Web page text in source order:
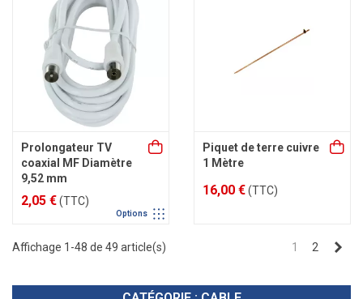
Prolongateur TV
coaxial MF Diamètre
9,52 mm
2,05 €(TTC)
Options
Piquet de terre cuivre
1 Mètre
16,00 €(TTC)
Affichage 1-48 de 49 article(s) 1 2